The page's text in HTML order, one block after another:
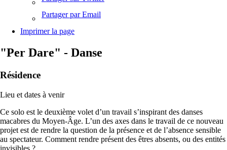
Partager par Email
Imprimer la page
"Per Dare" - Danse
Résidence
Lieu et dates à venir
Ce solo est le deuxième volet d’un travail s’inspirant des danses
macabres du Moyen-Âge. L’un des axes dans le travail de ce nouveau
projet est de rendre la question de la présence et de l’absence sensible
au spectateur. Comment rendre présent des êtres absents, ou des entités
invisibles ?